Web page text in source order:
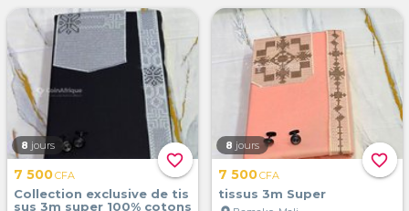
favorite_border
8 jours
7 500CFA
Collection exclusive de tis
sus 3m super 100% cotons
favorite_border
8 jours
7 500CFA
tissus 3m Super